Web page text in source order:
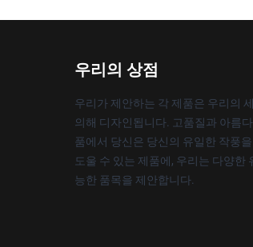
우리의 상점
우리가 제안하는 각 제품은 우리의
의해 디자인됩니다. 고품질과 아름
품에서 당신은 당신의 유일한 작풍
도울 수 있는 제품에, 우리는 다양한
능한 품목을 제안합니다.